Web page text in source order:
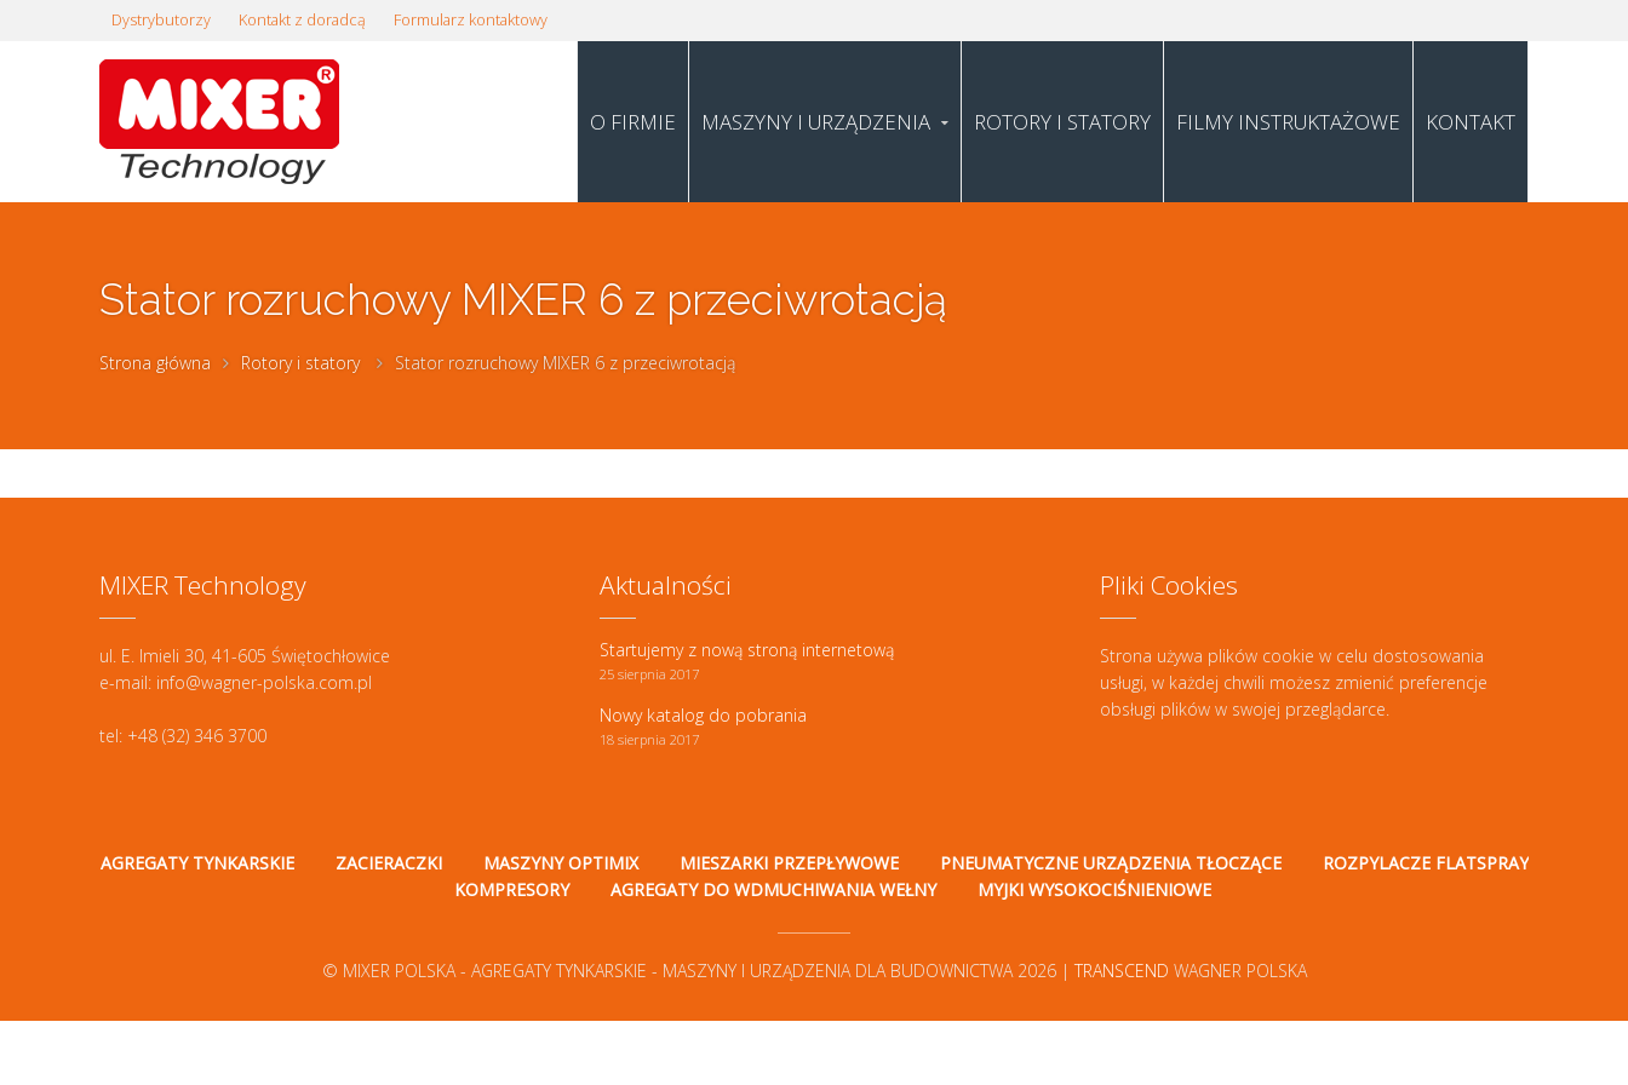
Dystrybutorzy Kontakt z doradcą Formularz kontaktowy
O FIRMIE MASZYNY I URZĄDZENIA ROTORY I STATORY FILMY INSTRUKTAŻOWE KONTAKT
Stator rozruchowy MIXER 6 z przeciwrotacją
Strona główna Rotory i statory Stator rozruchowy MIXER 6 z przeciwrotacją
MIXER Technology
ul. E. Imieli 30, 41-605 Świętochłowice
e-mail: info@wagner-polska.com.pl
tel: +48 (32) 346 3700
Aktualności
Startujemy z nową stroną internetową
25 sierpnia 2017
Nowy katalog do pobrania
18 sierpnia 2017
Pliki Cookies
Strona używa plików cookie w celu dostosowania
usługi, w każdej chwili możesz zmienić preferencje
obsługi plików w swojej przeglądarce.
AGREGATY TYNKARSKIE ZACIERACZKI MASZYNY OPTIMIX MIESZARKI PRZEPŁYWOWE PNEUMATYCZNE URZĄDZENIA TŁOCZĄCE
ROZPYLACZE FLATSPRAY
KOMPRESORY
AGREGATY DO WDMUCHIWANIA WEŁNY MYJKI WYSOKOCIŚNIENIOWE
© MIXER POLSKA - AGREGATY TYNKARSKIE - MASZYNY I URZĄDZENIA DLA BUDOWNICTWA 2026 | TRANSCEND WAGNER POLSKA